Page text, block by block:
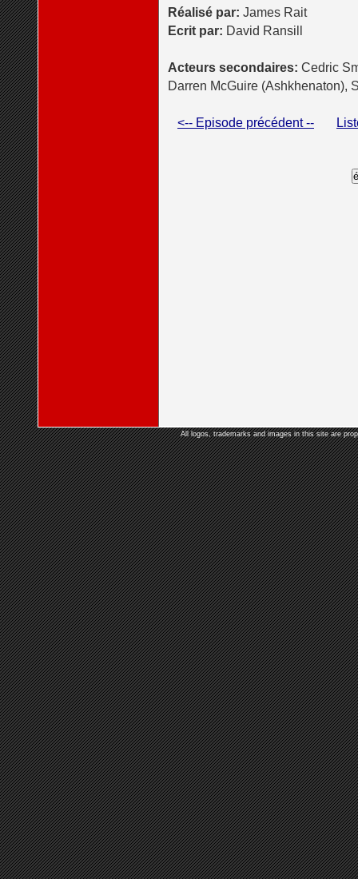
Réalisé par: James Rait
Ecrit par: David Ransill
Acteurs secondaires: Cedric
Darren McGuire (Ashkhenaton),
<-- Episode précédent --
All logos, trademarks and images in this site are